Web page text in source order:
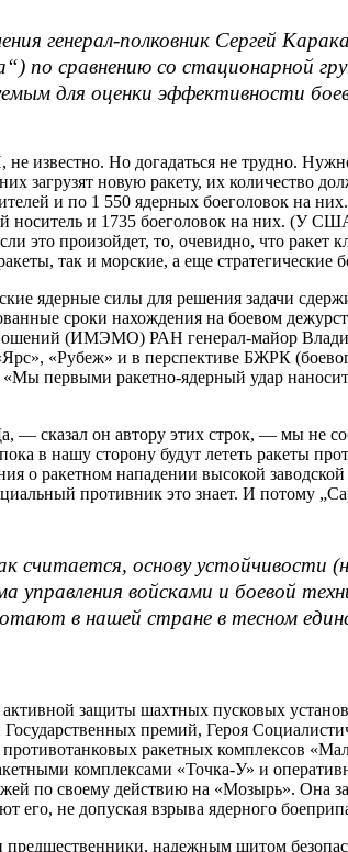
генерал-полковник Сергей
сравнению со стационарной
для оценки эффективности
известно. Но догадаться не трудно.
новую ракету, их количество
и по 1 550 ядерных боеголовок на
носитель и 1735 боеголовок на них. (У
это произойдет, то, очевидно, что ракет
так и морские, а еще
ядерные силы для решения задачи
сроки нахождения на боевом
(ИМЭМО) РАН генерал-майор
«Рубеж» и в перспективе БЖРК
первыми ракетно-ядерный удар
— сказал он автору этих строк, — мы не
в нашу сторону будут лететь ракеты
о ракетном нападении высокой
противник это знает. И потому
считается, основу устойчивости
войсками и боевой
в нашей стране в тесном
защиты шахтных пусковых
премий, Героя
ракетных комплексов
комплексами «Точка-У» и
по своему действию на «Мозырь». Она
его, не допуская взрыва ядерного
и предшественники, надежным щитом